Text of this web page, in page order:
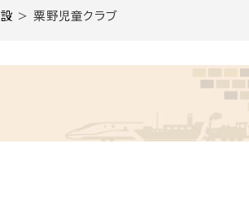
>粟野児童クラブ